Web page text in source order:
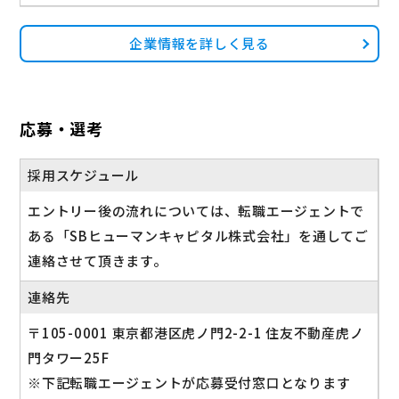
企業情報を詳しく見る
応募・選考
採用スケジュール
エントリー後の流れについては、転職エージェントで
ある「SBヒューマンキャピタル株式会社」を通してご
連絡させて頂きます。
連絡先
〒105-0001 東京都港区虎ノ門2-2-1 住友不動産虎ノ
門タワー25F
※下記転職エージェントが応募受付窓口となります